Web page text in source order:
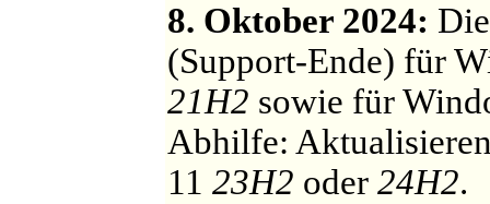
8. Oktober 2024:
(Support-Ende) für
21H2 sowie für
Abhilfe:
11 23H2 oder 24H2.